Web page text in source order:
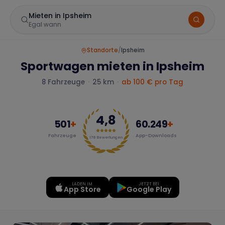
Mieten in Ipsheim
Egal wann
Marke
Mercedes BMW Audi
Standorte/Ipsheim
Sportwagen mieten in Ipsheim
8 Fahrzeuge 25 km ab 100 € pro Tag
501+
Fahrzeuge
4,8
178 Bewertungen
60.249+
App-Downloads
LADEN IM
App Store
JETZT BEI
Google Play